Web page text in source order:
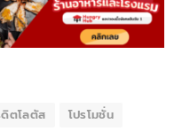
ตโลตัส โปรโมชั่น